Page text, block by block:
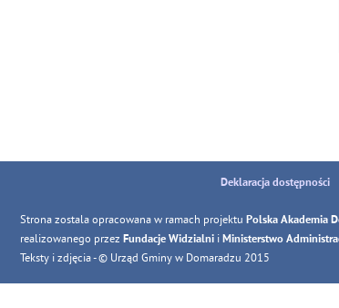
Deklaracja dostępności
Strona zostala opracowana w ramach projektu Polska Akademia
realizowanego przez Fundacje Widzialni i Ministerstwo
Teksty i zdjęcia - © Urząd Gminy w Domaradzu 2015